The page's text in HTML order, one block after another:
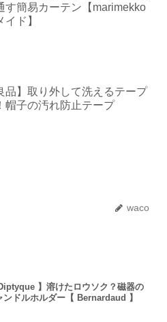
す簡易カーテン【marimekko
イド】
品】取り外して洗えるテープ
帽子の汚れ防止テープ
waco
Diptyque 】溶けたロウソク？磁器の
ンドルホルダー【 Bernardaud 】